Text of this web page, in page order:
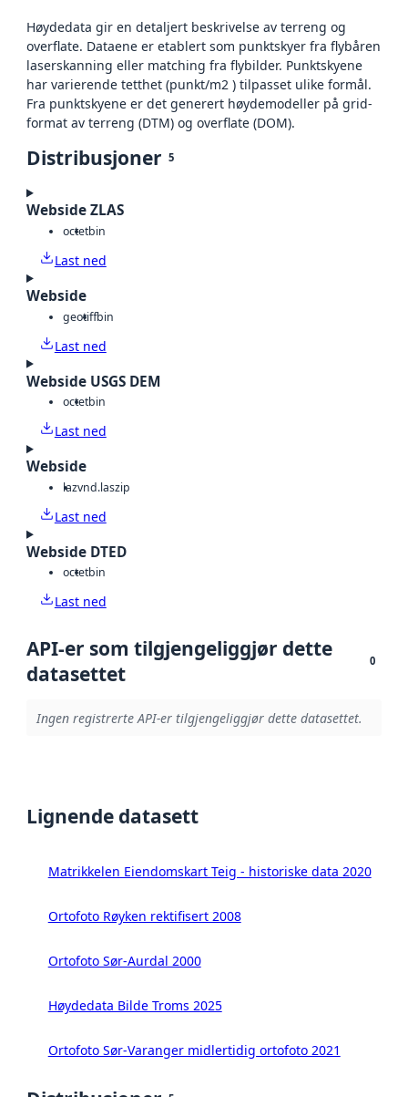
Høydedata gir en detaljert beskrivelse av terreng og
overflate. Dataene er etablert som punktskyer fra flybåren
laserskanning eller matching fra flybilder. Punktskyene
har varierende tetthet (punkt/m2 ) tilpasset ulike formål.
Fra punktskyene er det generert høydemodeller på grid-
format av terreng (DTM) og overflate (DOM).
Distribusjoner 5
Webside ZLAS
octetbin
Last ned
Webside
geotiffbin
Last ned
Webside USGS DEM
octetbin
Last ned
Webside
lazvnd.laszip
Last ned
Webside DTED
octetbin
Last ned
API-er som tilgjengeliggjør dette
datasettet
0
Ingen registrerte API-er tilgjengeliggjør dette datasettet.
Lignende datasett
Matrikkelen Eiendomskart Teig - historiske data 2020
Ortofoto Røyken rektifisert 2008
Ortofoto Sør-Aurdal 2000
Høydedata Bilde Troms 2025
Ortofoto Sør-Varanger midlertidig ortofoto 2021